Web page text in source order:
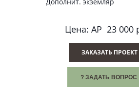
Цена: АР 23 000
ЗАКАЗАТЬ ПРОЕКТ
? ЗАДАТЬ ВОПРОС